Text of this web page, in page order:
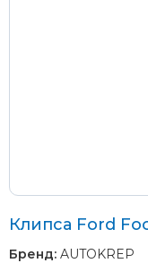
Клипса Ford
Бренд: AUTOKREP